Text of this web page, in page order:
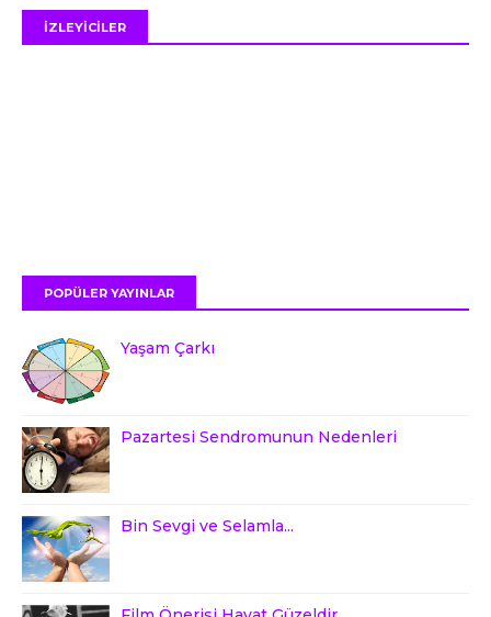
İZLEYİCİLER
POPÜLER YAYINLAR
Yaşam Çarkı
Pazartesi Sendromunun Nedenleri
Bin Sevgi ve Selamla...